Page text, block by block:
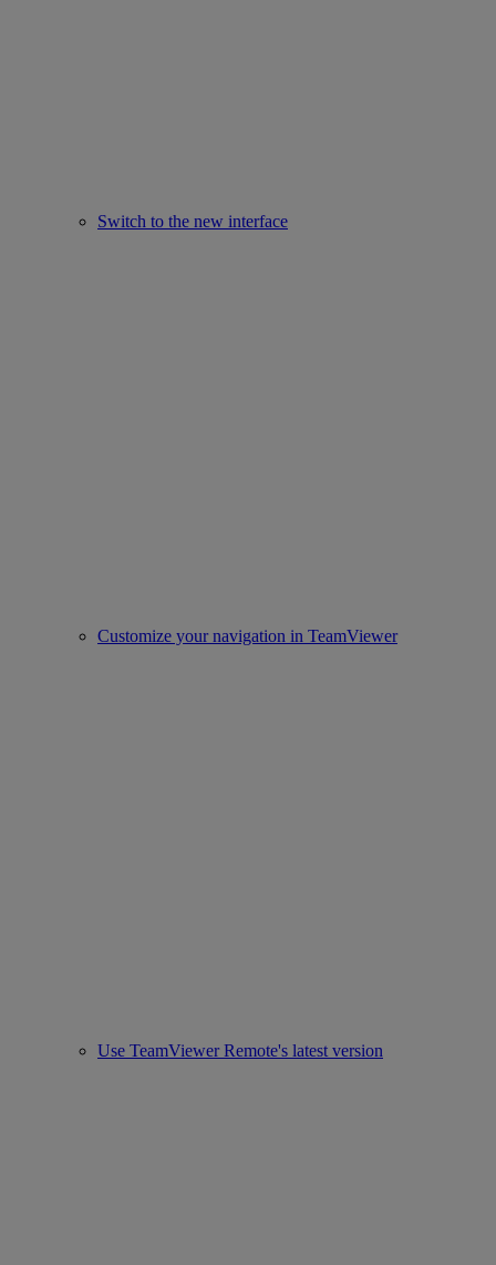
Switch to the new interface
Customize your navigation in TeamViewer
Use TeamViewer Remote's latest version